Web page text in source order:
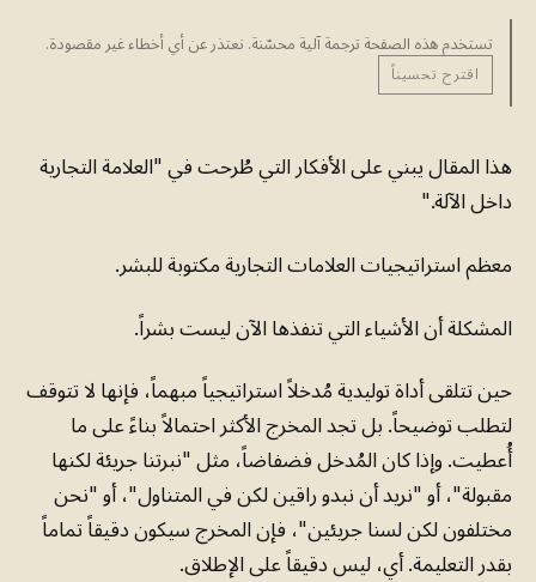
تستخدم هذه الصفحة ترجمة آلية محسّنة. نعتذر عن أي أخطاء غير مقصودة.
اقترح تحسيناً
هذا المقال يبني على الأفكار التي طُرحت في "العلامة التجارية
داخل الآلة."
معظم استراتيجيات العلامات التجارية مكتوبة للبشر.
المشكلة أن الأشياء التي تنفذها الآن ليست بشراً.
حين تتلقى أداة توليدية مُدخلاً استراتيجياً مبهماً، فإنها لا تتوقف
لتطلب توضيحاً. بل تجد المخرج الأكثر احتمالاً بناءً على ما
أُعطيت. وإذا كان المُدخل فضفاضاً، مثل "نبرتنا جريئة لكنها
مقبولة"، أو "نريد أن نبدو راقين لكن في المتناول"، أو "نحن
مختلفون لكن لسنا جريئين"، فإن المخرج سيكون دقيقاً تماماً
بقدر التعليمة. أي، ليس دقيقاً على الإطلاق.